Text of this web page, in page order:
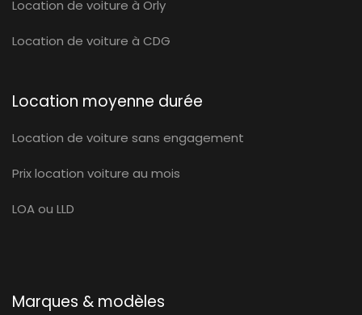
Location de voiture à Orly
Location de voiture à CDG
Location moyenne durée
Location de voiture sans engagement
Prix location voiture au mois
LOA ou LLD
Marques & modèles